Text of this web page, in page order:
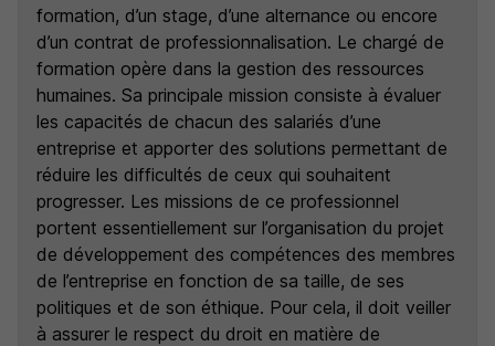
formation, d’un stage, d’une alternance ou encore
d’un contrat de professionnalisation. Le chargé de
formation opère dans la gestion des ressources
humaines. Sa principale mission consiste à évaluer
les capacités de chacun des salariés d’une
entreprise et apporter des solutions permettant de
réduire les difficultés de ceux qui souhaitent
progresser. Les missions de ce professionnel
portent essentiellement sur l’organisation du projet
de développement des compétences des membres
de l’entreprise en fonction de sa taille, de ses
politiques et de son éthique. Pour cela, il doit veiller
à assurer le respect du droit en matière de